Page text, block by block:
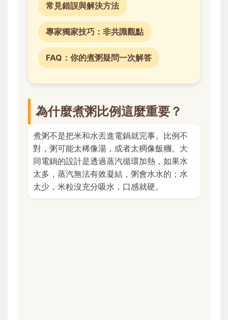
常見錯誤與解決方法
專家獨家技巧：非共識觀點
FAQ：你的煮粥疑問一次解答
為什麼煮粥比例這麼重要？
煮粥不是把米和水丟進電鍋就完事。比例不
對，粥可能太稀像湯，或者太稠像飯糰。大
同電鍋的設計是透過蒸汽循環加熱，如果水
太多，蒸汽無法有效凝結，粥會水水的；水
太少，米粒沒充分吸水，口感就硬。